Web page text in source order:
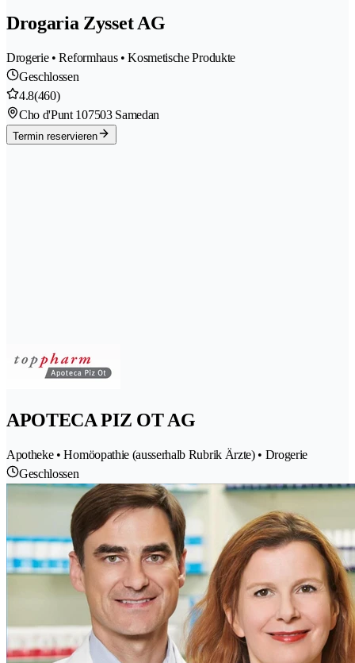
Drogaria Zysset AG
Drogerie • Reformhaus • Kosmetische Produkte
Geschlossen
4.8(460)
Cho d'Punt 107503 Samedan
Termin reservieren
APOTECA PIZ OT AG
Apotheke • Homöopathie (ausserhalb Rubrik Ärzte) • Drogerie
Geschlossen